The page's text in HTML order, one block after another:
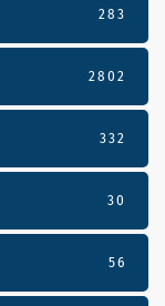
283
2802
332
30
56